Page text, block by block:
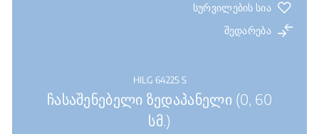
სურვილების სია
შედარება
HILG 64225 S
ჩასაშენებელი ზედაპანელი (0, 60
სმ.)